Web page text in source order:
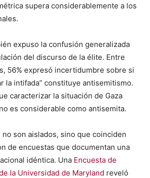
supera considerablemente a los
expuso la confusión generalizada
del discurso de la élite. Entre
56% expresó incertidumbre sobre si
la intifada” constituye antisemitismo.
caracterizar la situación de Gaza
es considerable como antisemita.
no son aislados, sino que coinciden
de encuestas que documentan una
idéntica. Una Encuesta de
la Universidad de Maryland reveló